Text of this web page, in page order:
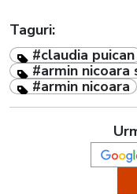
Taguri:
#claudia puican
#armin nicoara
#armin nicoara